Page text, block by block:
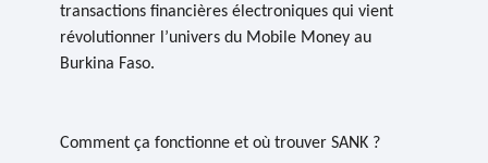
transactions financières électroniques qui vient
révolutionner l’univers du Mobile Money au
Burkina Faso.
Comment ça fonctionne et où trouverSANK ?